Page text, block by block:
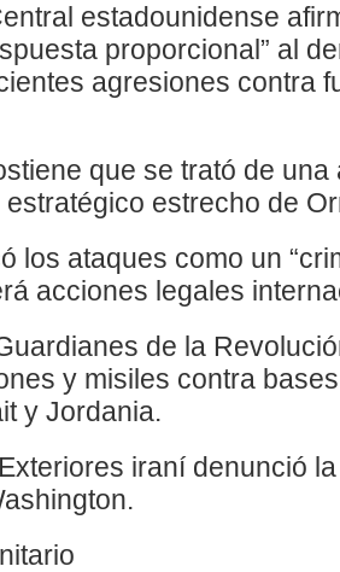
estadounidense
proporcional” al
agresiones contra
que se trató de una
estratégico estrecho de
los ataques como un
acciones legales
de la
y misiles contra
y Jordania.
iraní denunció